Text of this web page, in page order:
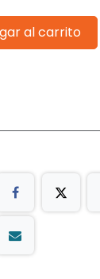
al carrito